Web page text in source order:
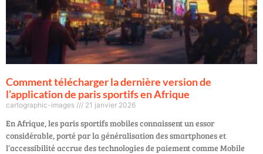
Comment télécharger la dernière version de
l’application de paris sportifs en Afrique
cartographic-images 21 janvier 2026
En Afrique, les paris sportifs mobiles connaissent un essor
considérable, porté par la généralisation des smartphones et
l’accessibilité accrue des technologies de paiement comme Mobile